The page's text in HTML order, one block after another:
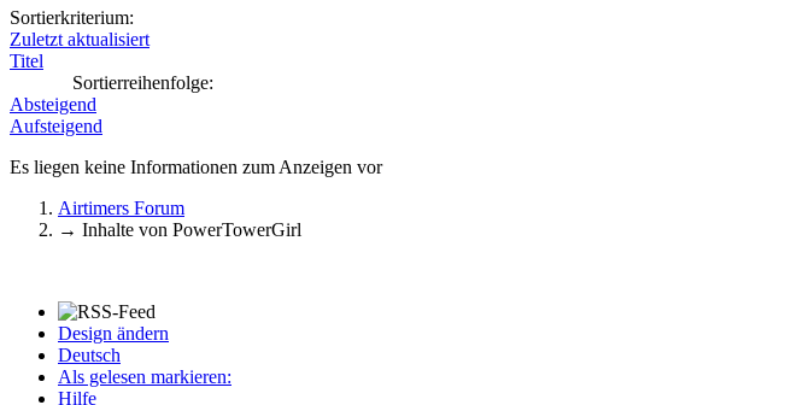
Sortierkriterium:
Zuletzt aktualisiert
Titel
Sortierreihenfolge:
Absteigend
Aufsteigend
Es liegen keine Informationen zum Anzeigen vor
Airtimers Forum
→ Inhalte von PowerTowerGirl
Design ändern
Deutsch
Als gelesen markieren:
Hilfe